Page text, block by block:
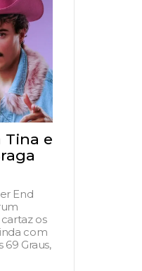
Tina e
End
os
com
69 Graus,